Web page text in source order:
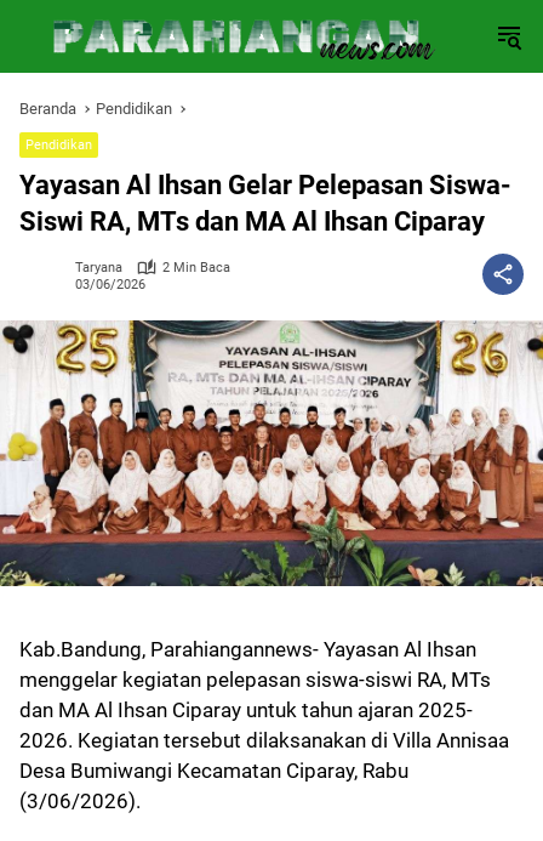
Beranda Pendidikan
Pendidikan
Yayasan Al Ihsan Gelar Pelepasan Siswa-
Siswi RA, MTs dan MA Al Ihsan Ciparay
Taryana
2 Min Baca
03/06/2026
Kab.Bandung, Parahiangannews- Yayasan Al Ihsan
menggelar kegiatan pelepasan siswa-siswi RA, MTs
dan MA Al Ihsan Ciparay untuk tahun ajaran 2025-
2026. Kegiatan tersebut dilaksanakan di Villa Annisaa
Desa Bumiwangi Kecamatan Ciparay, Rabu
(3/06/2026).